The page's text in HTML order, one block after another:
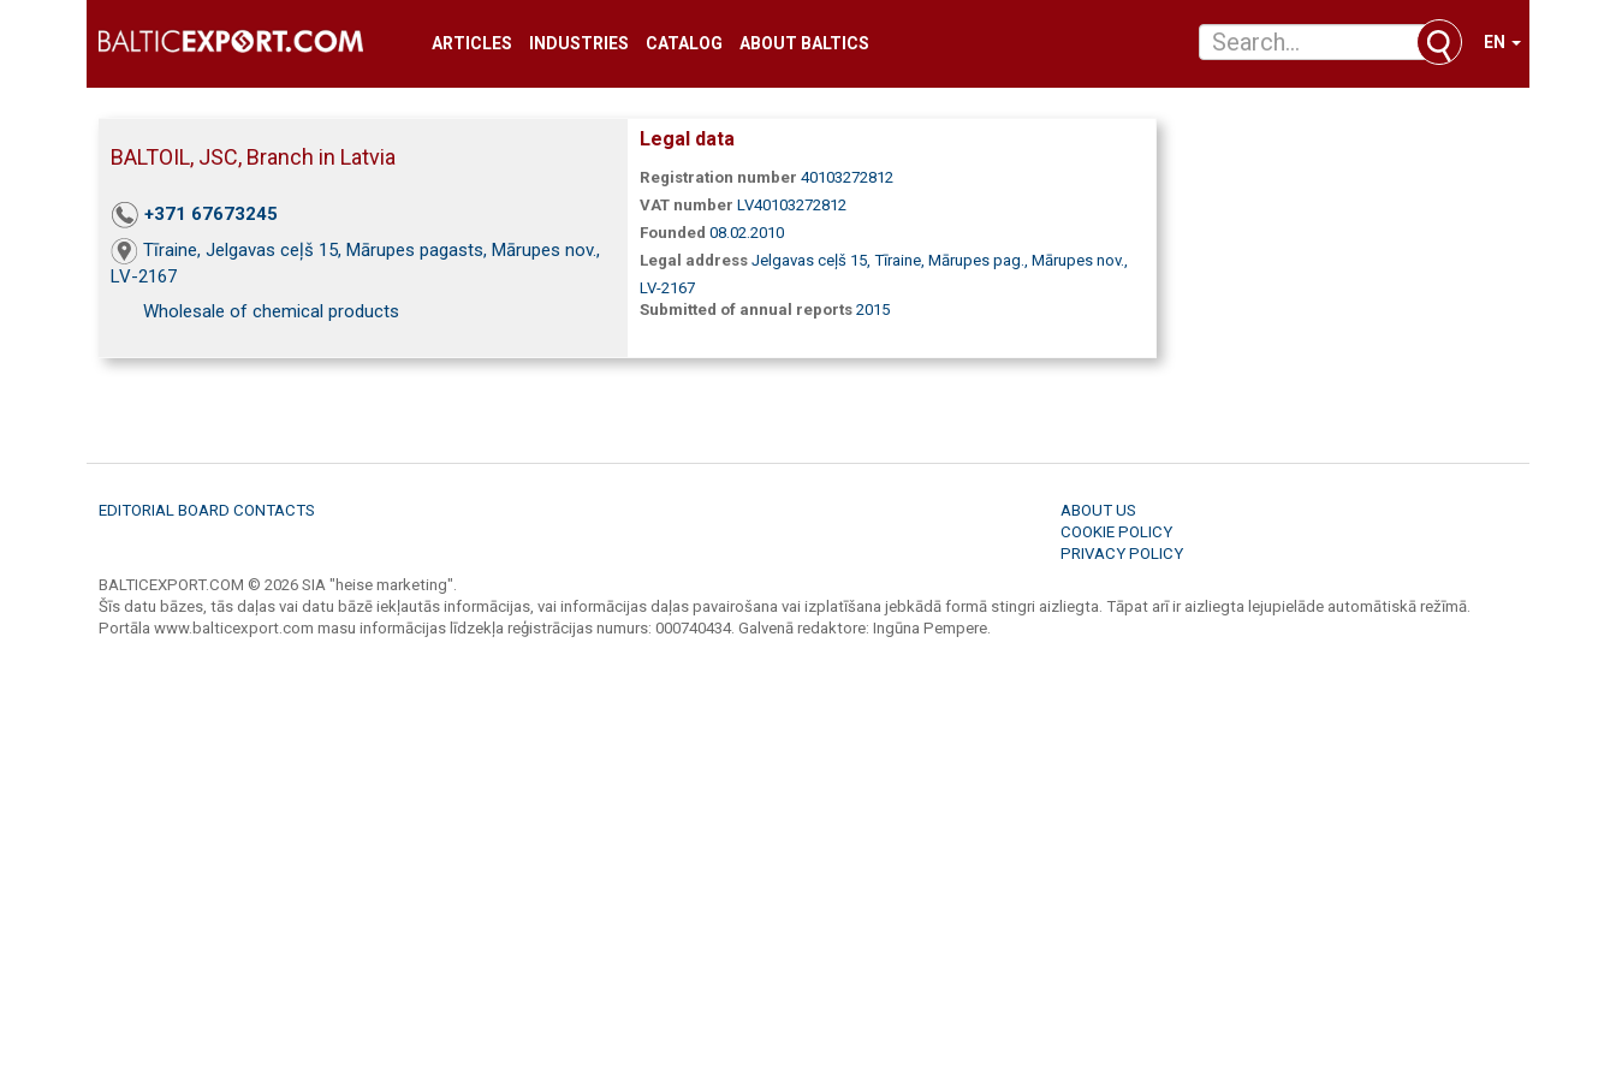
ARTICLES INDUSTRIES CATALOG ABOUT BALTICS EN
BALTOIL, JSC, Branch in Latvia
+371 67673245
Tīraine, Jelgavas ceļš 15, Mārupes pagasts, Mārupes nov.,
LV-2167
Wholesale of chemical products
Legal data
Registration number 40103272812
VAT number LV40103272812
Founded 08.02.2010
Legal address Jelgavas ceļš 15, Tīraine, Mārupes pag., Mārupes nov.,
LV-2167
Submitted of annual reports 2015
EDITORIAL BOARD CONTACTS
ABOUT US
COOKIE POLICY
PRIVACY POLICY
BALTICEXPORT.COM © 2026 SIA "heise marketing".
Šīs datu bāzes, tās daļas vai datu bāzē iekļautās informācijas, vai informācijas daļas pavairošana vai izplatīšana jebkādā formā stingri aizliegta. Tāpat arī ir aizliegta lejupielāde automātiskā režīmā.
Portāla www.balticexport.com masu informācijas līdzekļa reģistrācijas numurs: 000740434. Galvenā redaktore: Ingūna Pempere.